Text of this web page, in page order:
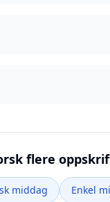
flere
middag Enkel